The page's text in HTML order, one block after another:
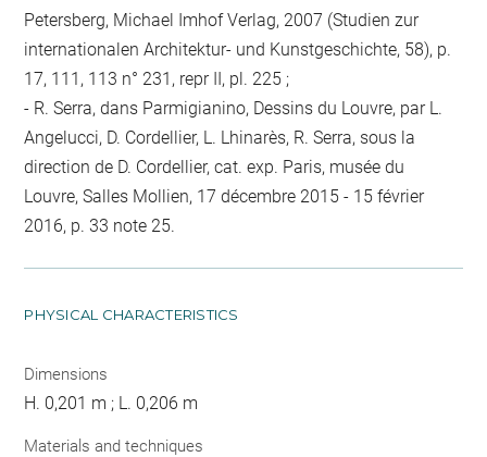
Petersberg, Michael Imhof Verlag, 2007 (Studien zur
internationalen Architektur- und Kunstgeschichte, 58), p.
17, 111, 113 n° 231, repr II, pl. 225 ;
- R. Serra, dans Parmigianino, Dessins du Louvre, par L.
Angelucci, D. Cordellier, L. Lhinarès, R. Serra, sous la
direction de D. Cordellier, cat. exp. Paris, musée du
Louvre, Salles Mollien, 17 décembre 2015 - 15 février
2016, p. 33 note 25.
PHYSICAL CHARACTERISTICS
Dimensions
H. 0,201 m ; L. 0,206 m
Materials and techniques